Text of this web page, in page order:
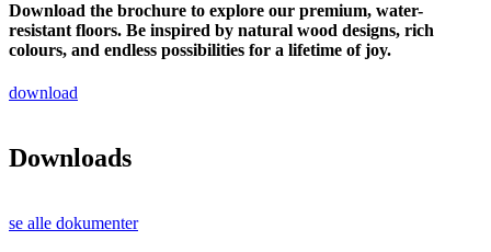
Download the brochure to explore our premium, water-
resistant floors. Be inspired by natural wood designs, rich
colours, and endless possibilities for a lifetime of joy.
download
Downloads
se alle dokumenter